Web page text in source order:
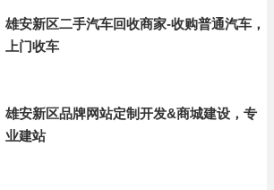
雄安新区二手汽车回收商家-收购普通汽车，
上门收车
雄安新区品牌网站定制开发&商城建设，专
业建站